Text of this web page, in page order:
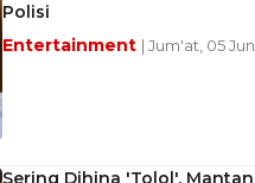
Polisi
Entertainment | Jum'at, 05
Sering Dihina 'Tolol',